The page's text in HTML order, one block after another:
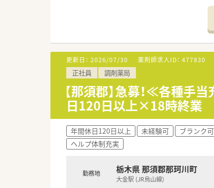
■キャリアアップを目指す方
更新日： 2026/07/30 薬剤師求人ID： 477830
正社員 調剤薬局
【那須郡】急募！≪各種
日120日以上×18時終業
年間休日120日以上 未経験可 ブランク可
ヘルプ体制充実
勤務地 栃木県 那須郡那珂川町
大金駅 (JR烏山線)